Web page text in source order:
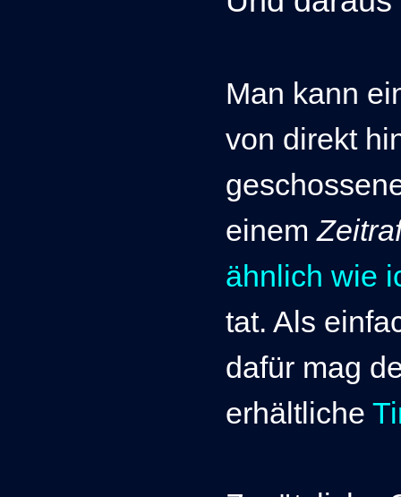
Man kann
von direkt
einem
ähnlich wie
tat.Als
dafür mag
erhältliche